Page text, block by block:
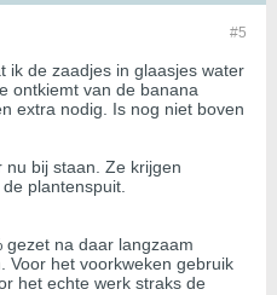
#5
ik de zaadjes in glaasjes water
ontkiemt van de banana
extra nodig. Is nog niet boven
bij staan. Ze krijgen
plantenspuit.
gezet na daar langzaam
Voor het voorkweken gebruik
het echte werk straks de